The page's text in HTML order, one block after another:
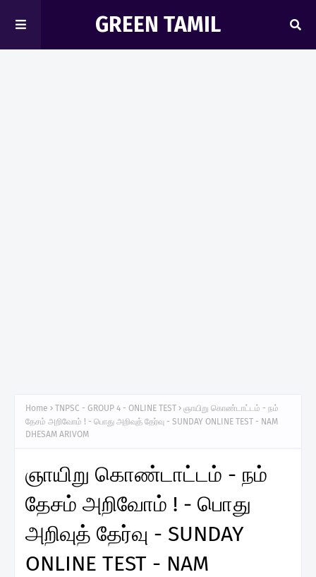
GREEN TAMIL
Home TNPSC - GROUP 4 - ONLINE TEST
ஞாயிறு கொண்டாட்டம் - நம்
தேசம் அறிவோம் ! - பொது அறிவுத் தேர்வு - SUNDAY ONLINE TEST - NAM
DHESAM ARIVOM
ஞாயிறு கொண்டாட்டம் - நம்
தேசம் அறிவோம் ! - பொது
அறிவுத் தேர்வு - SUNDAY
ONLINE TEST - NAM